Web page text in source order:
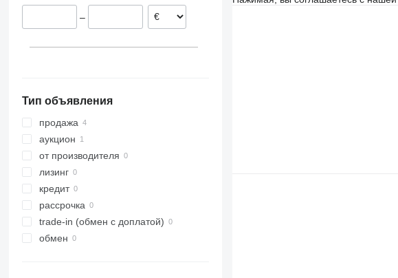
–
Тип объявления
продажа
аукцион
от производителя
лизинг
кредит
рассрочка
trade-in (обмен с доплатой)
обмен